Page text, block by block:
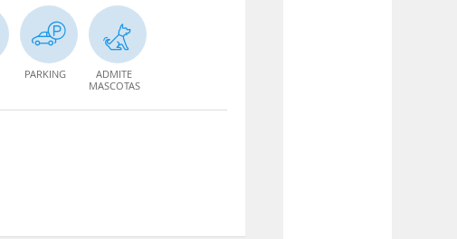
PARKING
ADMITE
MASCOTAS